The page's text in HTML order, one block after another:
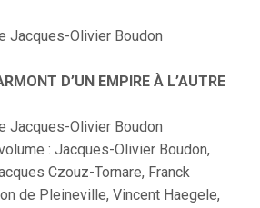
Jacques-Olivier Boudon
D’UN EMPIRE À L’AUTRE
Jacques-Olivier Boudon
: Jacques-Olivier Boudon,
Czouz-Tornare, Franck
de Pleineville, Vincent Haegele,